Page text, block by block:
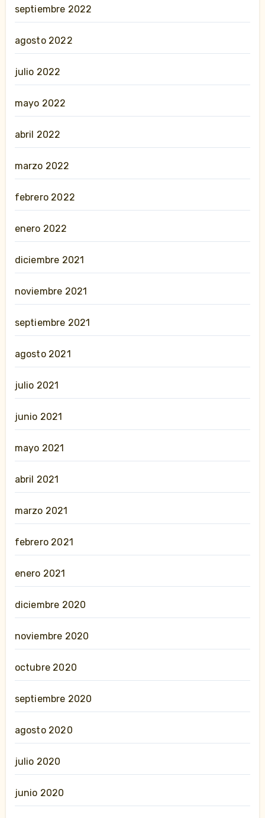
septiembre 2022
agosto 2022
julio 2022
mayo 2022
abril 2022
marzo 2022
febrero 2022
enero 2022
diciembre 2021
noviembre 2021
septiembre 2021
agosto 2021
julio 2021
junio 2021
mayo 2021
abril 2021
marzo 2021
febrero 2021
enero 2021
diciembre 2020
noviembre 2020
octubre 2020
septiembre 2020
agosto 2020
julio 2020
junio 2020